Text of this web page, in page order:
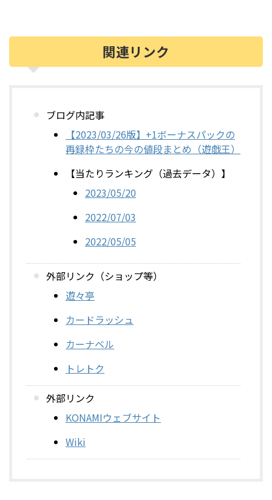
関連リンク
ブログ内記事
【2023/03/26版】+1ボーナスパックの
再録枠たちの今の値段まとめ（遊戯王）
【当たりランキング（過去データ）】
2023/05/20
2022/07/03
2022/05/05
外部リンク（ショップ等）
遊々亭
カードラッシュ
カーナベル
トレトク
外部リンク
KONAMIウェブサイト
Wiki